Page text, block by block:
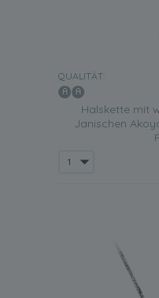
QUALITÄT:
Halskette mit
Janischen